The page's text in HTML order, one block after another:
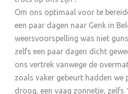
Om ons optimaal voor te
een paar dagen naar Genk in
weersvoorspelling was niet
zelfs een paar dagen dicht
ons vertrek vanwege de
zoals vaker gebeurt hadden we
droog, een vaag zonnetje, zelfs